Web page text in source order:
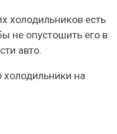
холодильников есть
не опустошить его в
авто.
холодильники на